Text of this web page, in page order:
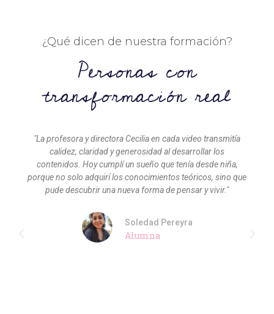
¿Qué dicen de nuestra formación?
Personas con
transformación real
"La profesora y directora Cecilia en cada video transmitía
calidez, claridad y generosidad al desarrollar los
contenidos. Hoy cumplí un sueño que tenía desde niña,
porque no solo adquirí los conocimientos teóricos, sino que
pude descubrir una nueva forma de pensar y vivir."
Soledad Pereyra
Alumna